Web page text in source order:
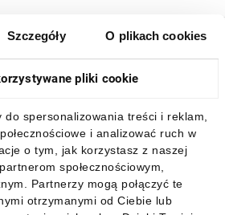
Szczegóły O plikach cookies
pliki cookie
do spersonalizowania treści i reklam,
i analizować ruch w
o tym, jak korzystasz z naszej
społecznościowym,
Partnerzy mogą połączyć te
otrzymanymi od Ciebie lub
naszą aplikację mobilną: